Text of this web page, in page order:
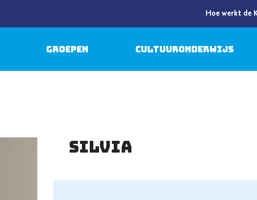
Hoe werkt de
Groepen Cultuuronderwijs
Silvia